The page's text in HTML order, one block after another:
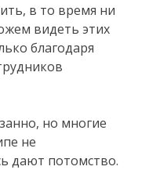
в то время ни
видеть этих
благодаря
но многие
не
дают потомство.